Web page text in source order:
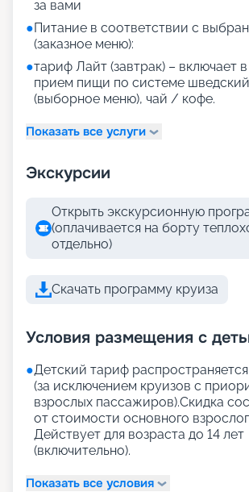
за вами
●Питание в соответствии с
(заказное меню):
●тариф Лайт (завтрак) – включает
прием пищи по системе
(выборное меню), чай / кофе.
Показать все услуги
Экскурсии
Открыть экскурсионную
(оплачивается на борту
отдельно)
Скачать программу круиза
Условия размещения с
●Детский тариф
(за исключением круизов с
взрослых пассажиров).Скидка
от стоимости основного
Действует для возраста до 14 лет
(включительно).
Показать все условия